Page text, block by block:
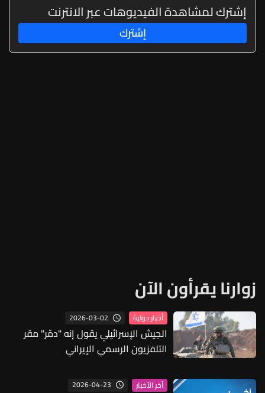
إشترك لمشاهدة الفيديوهات عبر الانترنت
إشترك
زوارنا يقرأون الآن
أخبار دولية 2026-03-02
الجيش الإسرائيلي يقول إنه "دمّر" مقر
التلفزيون الرسمي الإيراني
آخر الأخبار 2026-04-23